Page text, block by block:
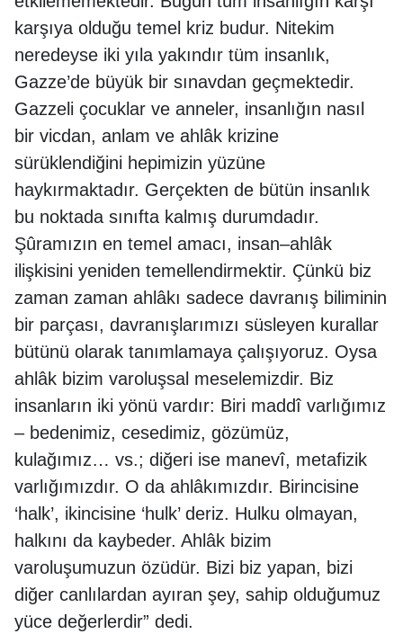
karşıya olduğu temel kriz budur. Nitekim
neredeyse iki yıla yakındır tüm insanlık,
Gazze’de büyük bir sınavdan geçmektedir.
Gazzeli çocuklar ve anneler, insanlığın nasıl
bir vicdan, anlam ve ahlâk krizine
sürüklendiğini hepimizin yüzüne
haykırmaktadır. Gerçekten de bütün insanlık
bu noktada sınıfta kalmış durumdadır.
Şûramızın en temel amacı, insan–ahlâk
ilişkisini yeniden temellendirmektir. Çünkü biz
zaman zaman ahlâkı sadece davranış biliminin
bir parçası, davranışlarımızı süsleyen kurallar
bütünü olarak tanımlamaya çalışıyoruz. Oysa
ahlâk bizim varoluşsal meselemizdir. Biz
insanların iki yönü vardır: Biri maddî varlığımız
– bedenimiz, cesedimiz, gözümüz,
kulağımız… vs.; diğeri ise manevî, metafizik
varlığımızdır. O da ahlâkımızdır. Birincisine
‘halk’, ikincisine ‘hulk’ deriz. Hulku olmayan,
halkını da kaybeder. Ahlâk bizim
varoluşumuzun özüdür. Bizi biz yapan, bizi
diğer canlılardan ayıran şey, sahip olduğumuz
yüce değerlerdir” dedi.